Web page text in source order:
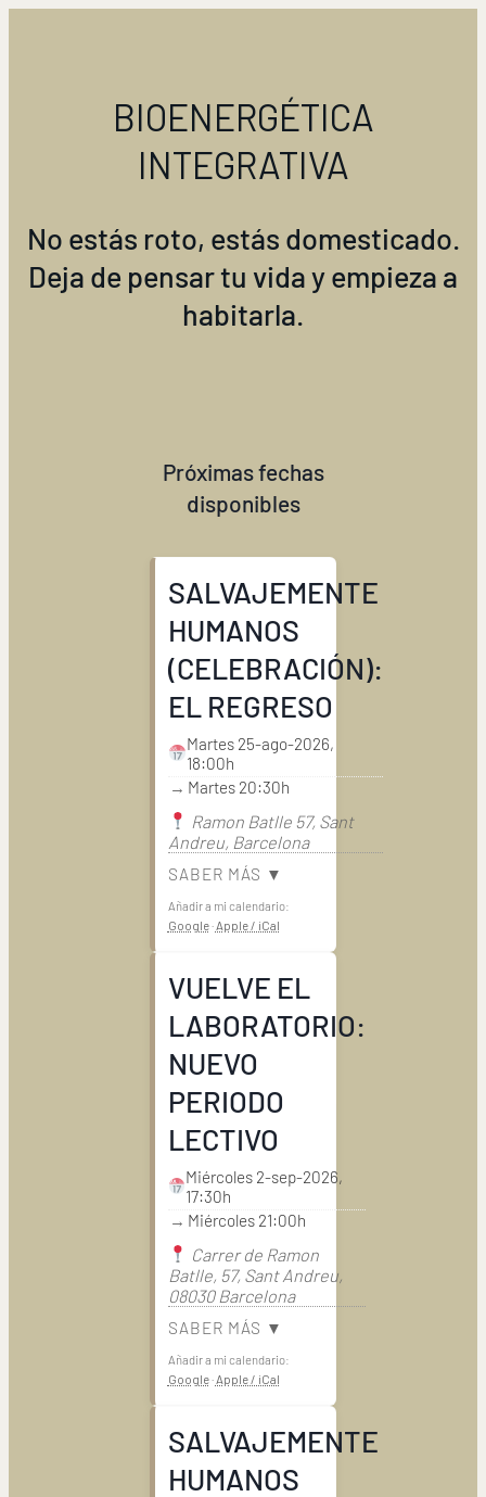
BIOENERGÉTICA
INTEGRATIVA
No estás roto, estás domesticado.
Deja de pensar tu vida y empieza a
habitarla.
Próximas fechas
disponibles
SALVAJEMENTE
HUMANOS
(CELEBRACIÓN):
EL REGRESO
Martes 25-ago-2026,
18:00h
→ Martes 20:30h
Ramon Batlle 57, Sant
Andreu, Barcelona
SABER MÁS ▼
Añadir a mi calendario:
Google· Apple / iCal
VUELVE EL
LABORATORIO:
NUEVO
PERIODO
LECTIVO
Miércoles 2-sep-2026,
17:30h
→ Miércoles 21:00h
Carrer de Ramon
Batlle, 57, Sant Andreu,
08030 Barcelona
SABER MÁS ▼
Añadir a mi calendario:
Google· Apple / iCal
SALVAJEMENTE
HUMANOS